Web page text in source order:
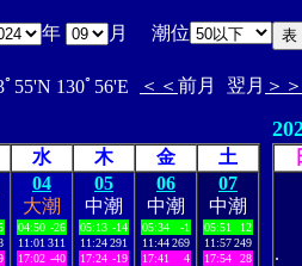
年 月 潮位
ﾟ55'N 130ﾟ56'E ＜＜ 前月 翌月 ＞＞
水 木 金
土
04
大潮
04:50 -26
11:01 311
17:02 -40
05
中潮
05:13 -14
11:24291
17:24 -19
06
中潮
05:34
-1
11:44269
17:41
4
07
中潮
05:51
12
11:57249
17:54
28
.